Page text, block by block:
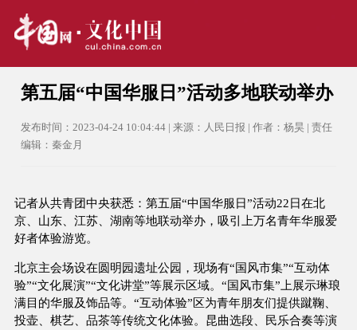
第五届“中国华服日”活动多地联动举办
发布时间：2023-04-24 10:04:44 | 来源：人民日报 | 作者：杨昊 | 责任
编辑：秦金月
记者从共青团中央获悉：第五届“中国华服日”活动22日在北
京、山东、江苏、湖南等地联动举办，吸引上万名青年华服爱
好者体验游览。
北京主会场设在圆明园遗址公园，现场有“国风市集”“互动体
验”“文化展演”“文化讲堂”等展示区域。“国风市集”上展示琳琅
满目的华服及饰品等。“互动体验”区为青年朋友们提供蹴鞠、
投壶、棋艺、品茶等传统文化体验。昆曲选段、民乐合奏等演